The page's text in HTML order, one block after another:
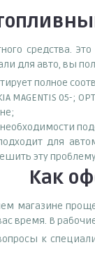
средства.
для авто, вы
полное
05-;
подходит для
эту
Как
магазине
время. В
к